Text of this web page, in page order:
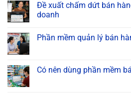
Đề xuất chấm dứt bán
doanh
Phần mềm quản lý bán
Có nên dùng phần mềm